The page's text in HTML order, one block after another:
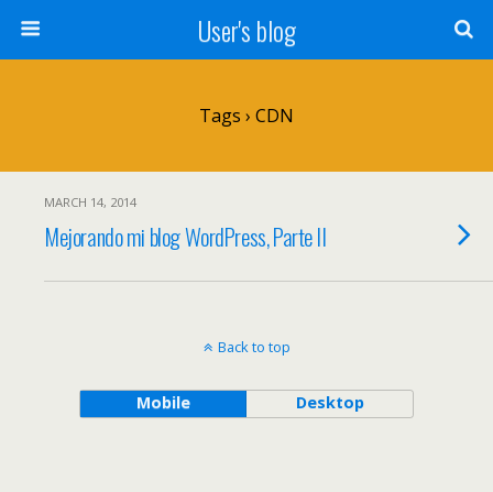
User's blog
Tags › CDN
MARCH 14, 2014
Mejorando mi blog WordPress, Parte II
Back to top
Mobile Desktop